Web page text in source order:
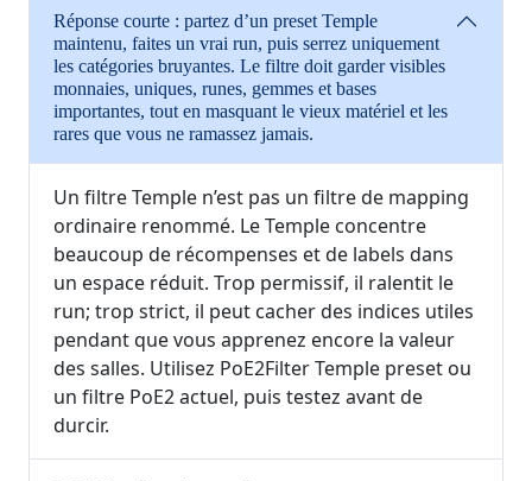
Réponse courte : partez d’un preset Temple
maintenu, faites un vrai run, puis serrez uniquement
les catégories bruyantes. Le filtre doit garder visibles
monnaies, uniques, runes, gemmes et bases
importantes, tout en masquant le vieux matériel et les
rares que vous ne ramassez jamais.
Un filtre Temple n’est pas un filtre de mapping
ordinaire renommé. Le Temple concentre
beaucoup de récompenses et de labels dans
un espace réduit. Trop permissif, il ralentit le
run; trop strict, il peut cacher des indices utiles
pendant que vous apprenez encore la valeur
des salles. Utilisez PoE2Filter Temple preset ou
un filtre PoE2 actuel, puis testez avant de
durcir.